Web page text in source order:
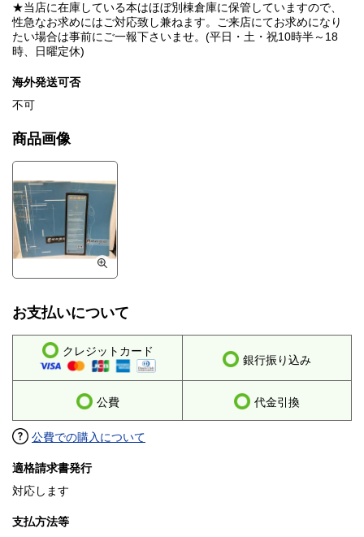
★当店に在庫している本はほぼ別棟倉庫に保管していますので、
性急なお求めにはご対応致し兼ねます。ご来店にてお求めになり
たい場合は事前にご一報下さいませ。(平日・土・祝10時半～18
時、日曜定休)
海外発送可否
不可
商品画像
お支払いについて
クレジットカード
銀行振り込み
公費 代金引換
公費での購入について
適格請求書発行
対応します
支払方法等